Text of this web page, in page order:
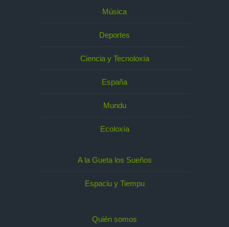
Música
Deportes
Ciencia y Tecnoloxía
España
Mundu
Ecoloxía
A la Gueta los Sueños
Espaciu y Tiempu
Quién somos